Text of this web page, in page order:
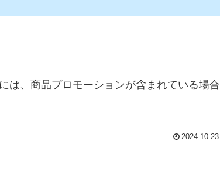
は、商品プロモーションが含まれている場合
2024.10.23